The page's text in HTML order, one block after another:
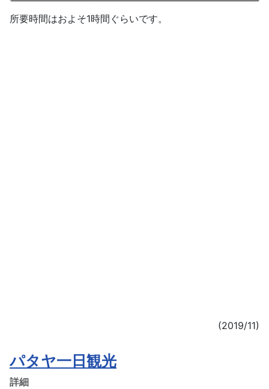
所要時間はおよそ1時間ぐらいです。
(2019/11)
パタヤ一日観光
詳細